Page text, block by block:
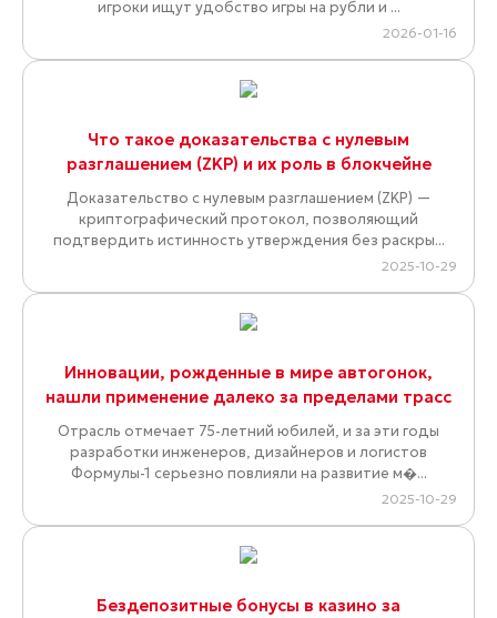
игроки ищут удобство игры на рубли и ...
2026-01-16
Что такое доказательства с нулевым
разглашением (ZKP) и их роль в блокчейне
Доказательство с нулевым разглашением (ZKP) —
криптографический протокол, позволяющий
подтвердить истинность утверждения без раскры...
2025-10-29
Инновации, рожденные в мире автогонок,
нашли применение далеко за пределами трасс
Отрасль отмечает 75-летний юбилей, и за эти годы
разработки инженеров, дизайнеров и логистов
Формулы-1 серьезно повлияли на развитие м�...
2025-10-29
Бездепозитные бонусы в казино за